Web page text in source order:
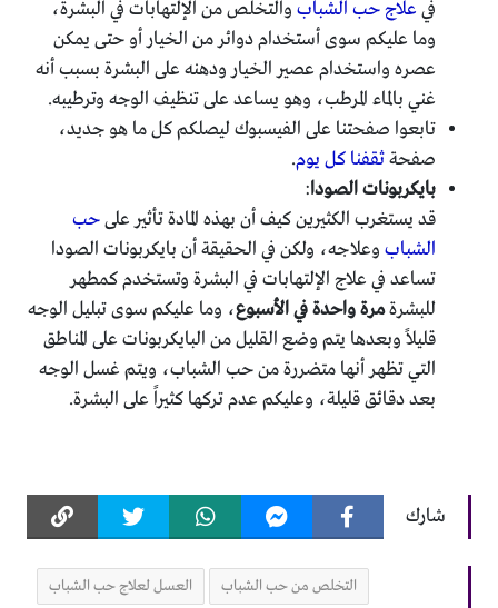
في علاج حب الشباب والتخلص من الإلتهابات في البشرة،
وما عليكم سوى أستخدام دوائر من الخيار أو حتى يمكن
عصره واستخدام عصير الخيار ودهنه على البشرة بسبب أنه
غني بالماء المرطب، وهو يساعد على تنظيف الوجه وترطيبه.
تابعوا صفحتنا على الفيسبوك ليصلكم كل ما هو جديد،
صفحةثقفنا كل يوم.
بايكربونات الصودا:
قد يستغرب الكثيرين كيف أن بهذه المادة تأثير علىحب
الشباب وعلاجه، ولكن في الحقيقة أن بايكربونات الصودا
تساعد في علاج الإلتهابات في البشرة وتستخدم كمطهر
للبشرةمرة واحدة في الأسبوع، وما عليكم سوى تبليل الوجه
قليلاً وبعدها يتم وضع القليل من البايكربونات على المناطق
التي تظهر أنها متضررة من حب الشباب، ويتم غسل الوجه
بعد دقائق قليلة، وعليكم عدم تركها كثيراً على البشرة.
شارك
التخلص من حب الشباب العسل لعلاج حب الشباب